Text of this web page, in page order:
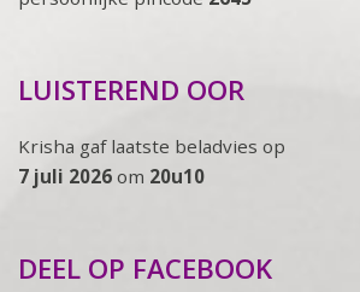
LUISTEREND OOR
Krisha gaf laatste beladvies op
7 juli 2026 om 20u10
DEEL OP FACEBOOK